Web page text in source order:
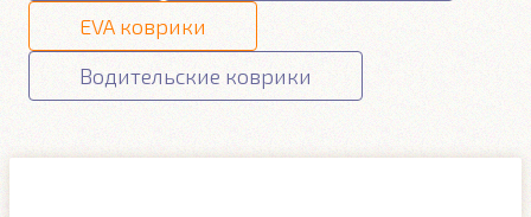
EVA коврики
Водительские коврики